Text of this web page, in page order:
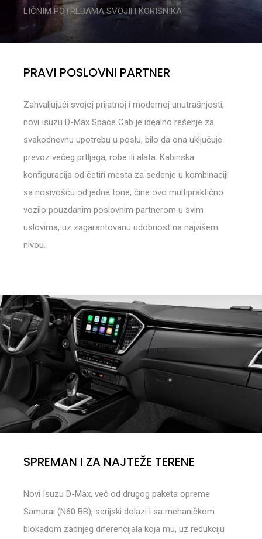
LIČNIM POTREBAMA SVOJIH KORISNIKA
PRAVI POSLOVNI PARTNER
Zahvaljujući svojoj prijatnoj i modernoj unutrašnjosti,
novi Isuzu D-Max Space Cab je idealno rešenje za
svakodnevnu upotrebu u poslu, bilo da ona uključuje
prevoz većeg prtljaga, robe ili alata. Kabinska
konfiguracija od četiri mesta za sedenje u kombinaciji
sa nosivošću od jedne tone, čine ovo multipraktično
vozilo pouzdanim poslovnim partnerom u svim
uslovima, uz zagarantovanu udobnost na najvišem
nivou.
SPREMAN I ZA NAJTEŽE TERENE
Novi Isuzu D-Max, već od drugog paketa opreme
Samurai (N60 BB), serijski dolazi i sa mehaničkom
blokadom zadnjeg diferencijala koja mu, uz redukciju